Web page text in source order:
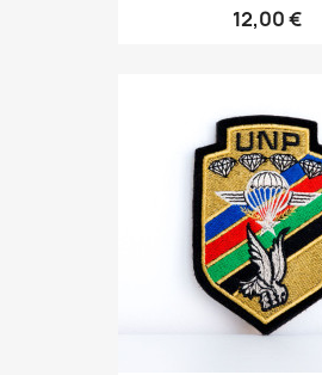
12,00 €